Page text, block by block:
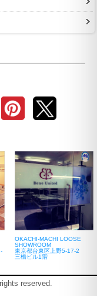
OKACHI-MACHI LOOSE
SHOWROOM
東京都台東区上野5-17-2
三橋ビル1階
reserved.